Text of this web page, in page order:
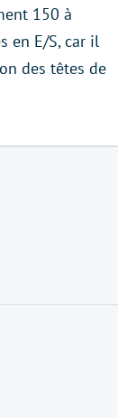
150 à
en E/S, car il
des têtes de